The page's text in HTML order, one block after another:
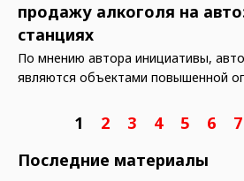
продажу алкоголя на
станциях
По мнению автора инициативы,
являются объектами повышенной
1 2 3 4 5 6 7
Последние материалы